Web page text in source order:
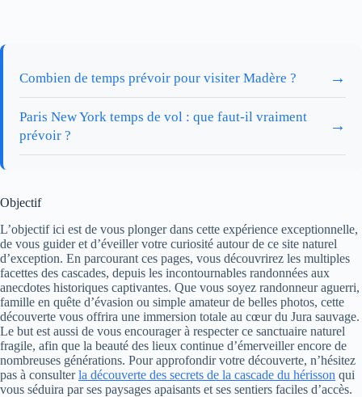
Combien de temps prévoir pour visiter Madère ? →
Paris New York temps de vol : que faut-il vraiment
prévoir ?
→
Objectif
L’objectif ici est de vous plonger dans cette expérience exceptionnelle,
de vous guider et d’éveiller votre curiosité autour de ce site naturel
d’exception. En parcourant ces pages, vous découvrirez les multiples
facettes des cascades, depuis les incontournables randonnées aux
anecdotes historiques captivantes. Que vous soyez randonneur aguerri,
famille en quête d’évasion ou simple amateur de belles photos, cette
découverte vous offrira une immersion totale au cœur du Jura sauvage.
Le but est aussi de vous encourager à respecter ce sanctuaire naturel
fragile, afin que la beauté des lieux continue d’émerveiller encore de
nombreuses générations. Pour approfondir votre découverte, n’hésitez
pas à consulterla découverte des secrets de la cascade du hérisson qui
vous séduira par ses paysages apaisants et ses sentiers faciles d’accès.